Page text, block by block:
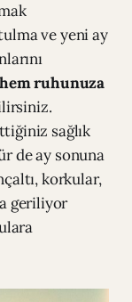
ve yeni ay
ruhunuza
sağlık
de ay sonuna
korkular,
geriliyor